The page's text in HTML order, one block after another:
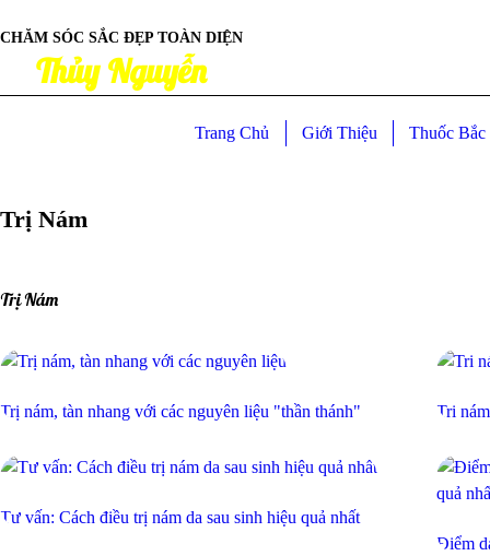
CHĂM SÓC SẮC ĐẸP TOÀN DIỆN
Thủy Nguyễn
Trang Chủ Giới Thiệu Thuốc
Trị Nám
Trị Nám
Trị nám, tàn nhang với các nguyên liệu "thần thánh" Tri
Tư vấn: Cách điều trị nám da sau sinh hiệu quả nhất
Điểm